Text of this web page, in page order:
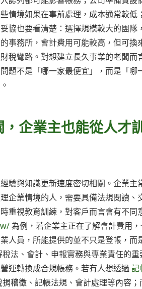
情境如果在事前處理，成本通常較低
協也要看清楚：選擇規模較大的團隊
事務所，會計費用可能較高，但可換
稅彎路。對想建立長久事業的老闆而
題不是「哪一家最便宜」，而是「哪
企業主也能從人才
驗與知識更新速度密切相關。企業主
企業情境的人，需要具備法規閱讀、
重視教育訓練，對客戶而言會有不同
為例，若企業主正在了解會計費用
人員，所能提供的並不只是登帳，而
稅法、會計、申報實務與專業責任的
運轉換成合規帳務。若有人想透過 記
稽徵、記帳法規、會計處理等內容；